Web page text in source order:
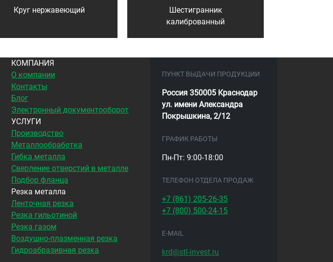
Круг нержавеющий
Шестигранник
калиброванный
КОМПАНИЯ
О компании
Контакты
Блог
Электронный документооборот
УСЛУГИ
Производство
Металлообработка
Гибка металла
Сверление отверстий в металле
Подбор фланца
Резка металла
Ленточная резка
Резка гильотиной
Резка газом
Воздушно-плазменная резка
Гидроабразивная резка
ПУНКТ ВЫДАЧИ ПРОДУКЦИИ
Россия 350005 Краснодар
ул. имени Александра
Покрышкина, 2/12
ГРАФИК РАБОТЫ
Пн-Пт: 9:00-18:00
ТЕЛЕФОН ОТДЕЛА ПРОДАЖ
+7 (861) 205-26-35
+7 (800) 500-24-15
E-MAIL
krd@stl-invest.ru